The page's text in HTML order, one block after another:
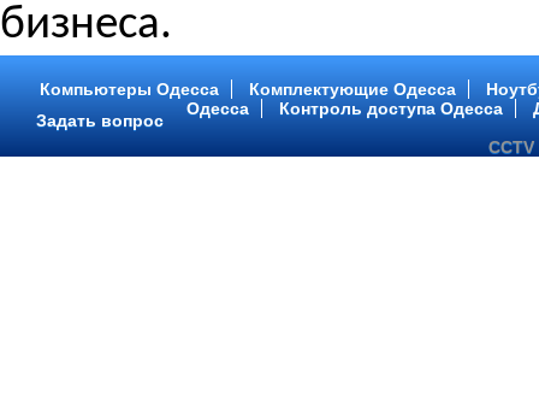
бизнеса.
Компьютеры Одесса Комплектующие Одесса
Одесса
Контроль доступа Одесса
Задать вопрос